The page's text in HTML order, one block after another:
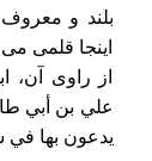
بلند و معروف
اينجا قلمی
از راوی آن،
علي بن أبي
يدعون بها في